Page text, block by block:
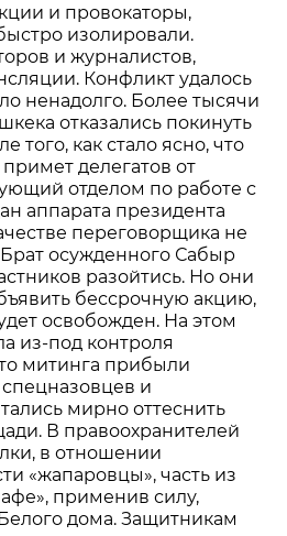
и провокаторы,
изолировали.
и журналистов,
Конфликт удалось
ненадолго. Более тысячи
отказались покинуть
того, как стало ясно, что
примет делегатов от
отделом по работе с
аппарата президента
переговорщика не
осужденного Сабыр
разойтись. Но они
бессрочную акцию,
освобожден. На этом
из-под контроля
митинга прибыли
и
мирно оттеснить
В правоохранителей
в отношении
«жапаровцы», часть из
применив силу,
дома. Защитникам